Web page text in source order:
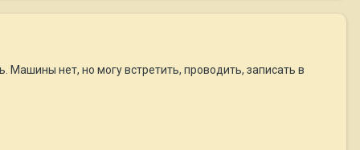
нет, но могу встретить, проводить, записать в